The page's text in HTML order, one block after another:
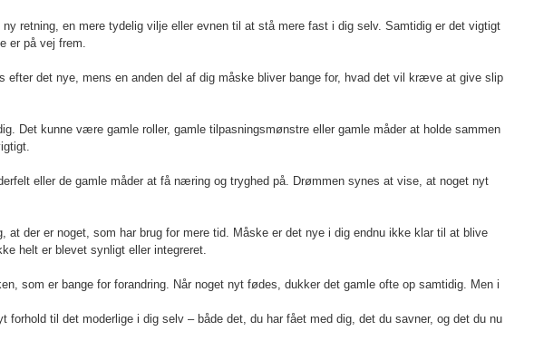
retning, en mere tydelig vilje eller evnen til at stå mere fast i dig selv. Samtidig er det vigtigt
er på vej frem.
det nye, mens en anden del af dig måske bliver bange for, hvad det vil kræve at give slip
Det kunne være gamle roller, gamle tilpasningsmønstre eller gamle måder at holde sammen
eller de gamle måder at få næring og tryghed på. Drømmen synes at vise, at noget nyt
der er noget, som har brug for mere tid. Måske er det nye i dig endnu ikke klar til at blive
helt er blevet synligt eller integreret.
som er bange for forandring. Når noget nyt fødes, dukker det gamle ofte op samtidig. Men i
til det moderlige i dig selv – både det, du har fået med dig, det du savner, og det du nu